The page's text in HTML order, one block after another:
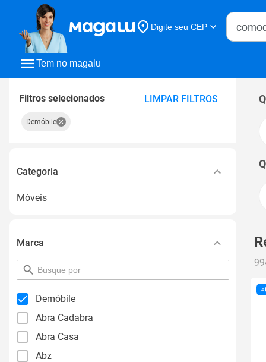
Tem no magalu
Digite seu CEP
Buscar
Filtros selecionados LIMPAR FILTROS
Demóbile
Categoria
Móveis
Marca
pesquisar
por
Demóbile
Abra Cadabra
Abra Casa
Abz